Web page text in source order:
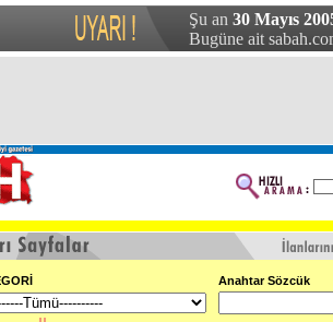
Şu an 30 Mayıs
Bugüne ait
Anahtar Sözcük